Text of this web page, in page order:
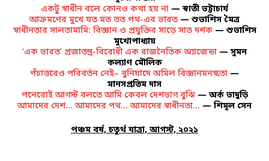
একটু স্বাধীন বলে কোনও কথা হয় না — স্বাতী ভট্টাচার্য
আক্রমণের মুখে যত মত তত পথ-এর ভারত — শুভাশিস মৈত্র
স্বাধীনতার সালতামামি: বিজ্ঞান ও প্রযুক্তির সাড়ে সাত দশক— শুভাশিস
মুখোপাধ্যায়
‘এক ভারত’ প্রজাতন্ত্র-বিরোধী এক রাজনৈতিক অ্যাজেন্ডা — সুমন
কল্যাণ মৌলিক
পঁচাত্তরেও পরিবর্তন নেই– বুনিয়াদে অমিল বিজ্ঞানমনস্কতা —
মানসপ্রতিম দাস
পনেরোই আগস্ট বলতে আমি কেবল দেশভাগ বুঝি— অর্ক ভাদুড়ি
আমাদের দেশ… আমাদের পথ… আমাদের স্বাধীনতা… — শিমূল সেন
পঞ্চম বর্ষ, চতুর্থ যাত্রা, আগস্ট, ২০২১